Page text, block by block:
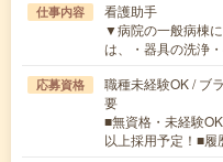
仕事内容
看護助手
▼病院の一般病棟
は、・器具の洗浄
応募資格
職種未経験OK / ブ
要
■無資格・未経験
以上採用予定！■